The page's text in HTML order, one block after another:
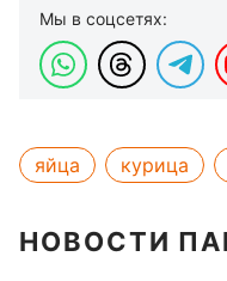
Мы в соцсетях:
яйца курица
НОВОСТИ